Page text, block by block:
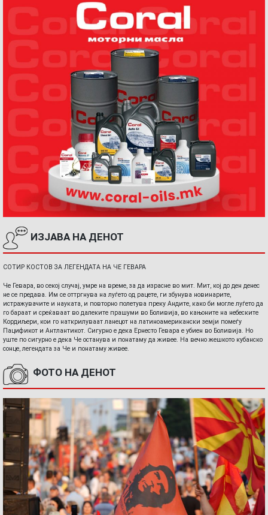
ИЗЈАВА НА ДЕНОТ
СОТИР КОСТОВ ЗА ЛЕГЕНДАТА НА ЧЕ ГЕВАРА
Че Гевара, во секој случај, умре на време, за да израсне во мит. Мит, кој до ден денес
не се предава. Им се оттргнува на луѓето од рацете, ги збунува новинарите,
истражувачите и науката, и повторно полетува преку Андите, како би могле луѓето да
го бараат и среќаваат во далеките прашуми во Боливија, во кањоните на небеските
Кордиљери, кои го наткрилуваат ланецот на латиноамерикански земји помеѓу
Пацификот и Антлантикот. Сигурно е дека Ернесто Гевара е убиен во Боливија. Но
уште по сигурно е дека Че останува и понатаму да живее. На вечно жешкото кубанско
сонце, легендата за Че и понатаму живее.
ФОТО НА ДЕНОТ